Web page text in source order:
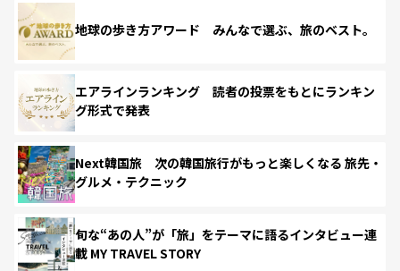
地球の歩き方アワード みんなで選ぶ、旅のベスト。
エアラインランキング 読者の投票をもとにランキン
グ形式で発表
Next韓国旅 次の韓国旅行がもっと楽しくなる 旅先・
グルメ・テクニック
旬な“あの人”が「旅」をテーマに語るインタビュー連
載 MY TRAVEL STORY